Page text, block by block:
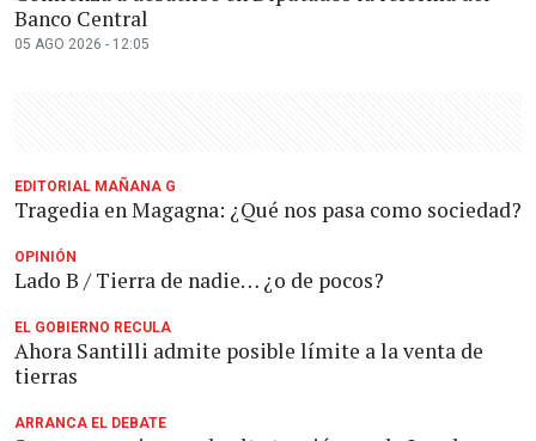
Banco Central
05 AGO 2026 - 12:05
EDITORIAL MAÑANA G
Tragedia en Magagna: ¿Qué nos pasa como sociedad?
OPINIÓN
Lado B / Tierra de nadie… ¿o de pocos?
EL GOBIERNO RECULA
Ahora Santilli admite posible límite a la venta de
tierras
ARRANCA EL DEBATE